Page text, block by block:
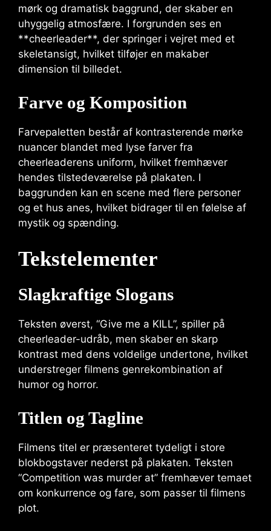
mørk og dramatisk baggrund, der skaber en
uhyggelig atmosfære. I forgrunden ses en
**cheerleader**, der springer i vejret med et
skeletansigt, hvilket tilføjer en makaber
dimension til billedet.
Farve og Komposition
Farvepaletten består af kontrasterende mørke
nuancer blandet med lyse farver fra
cheerleaderens uniform, hvilket fremhæver
hendes tilstedeværelse på plakaten. I
baggrunden kan en scene med flere personer
og et hus anes, hvilket bidrager til en følelse af
mystik og spænding.
Tekstelementer
Slagkraftige Slogans
Teksten øverst, “Give me a KILL”, spiller på
cheerleader-udråb, men skaber en skarp
kontrast med dens voldelige undertone, hvilket
understreger filmens genrekombination af
humor og horror.
Titlen og Tagline
Filmens titel er præsenteret tydeligt i store
blokbogstaver nederst på plakaten. Teksten
“Competition was murder at” fremhæver temaet
om konkurrence og fare, som passer til filmens
plot.